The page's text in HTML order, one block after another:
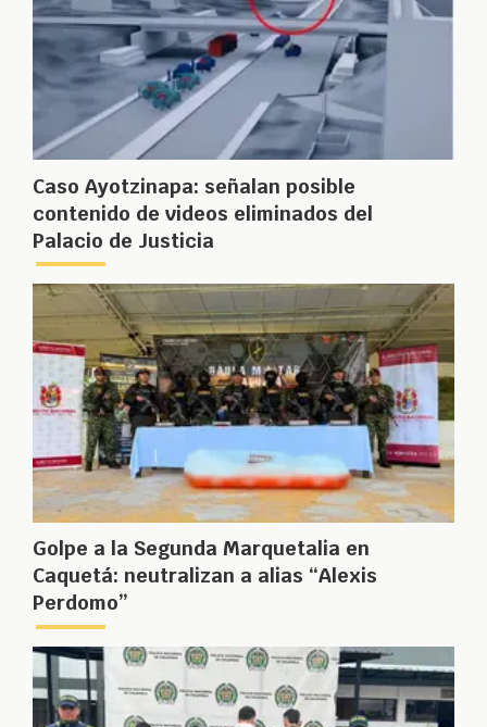
Caso Ayotzinapa: señalan posible
contenido de videos eliminados del
Palacio de Justicia
Golpe a la Segunda Marquetalia en
Caquetá: neutralizan a alias “Alexis
Perdomo”